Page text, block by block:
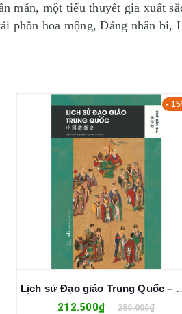
mẫn, một tiểu thuyết gia xuất
phồn hoa mộng, Đảng nhân bi,
-
Lịch sử Đạo giáo
212.500₫ 250.000₫